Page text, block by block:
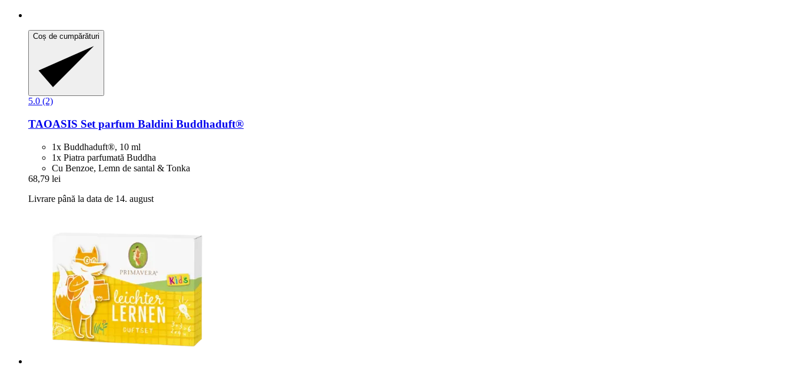
Coș de cumpărături
5.0 (2)
TAOASIS Set parfum Baldini Buddhaduft®
1x Buddhaduft®, 10 ml
1x Piatra parfumată Buddha
Cu Benzoe, Lemn de santal & Tonka
68,79 lei
Livrare până la data de 14. august